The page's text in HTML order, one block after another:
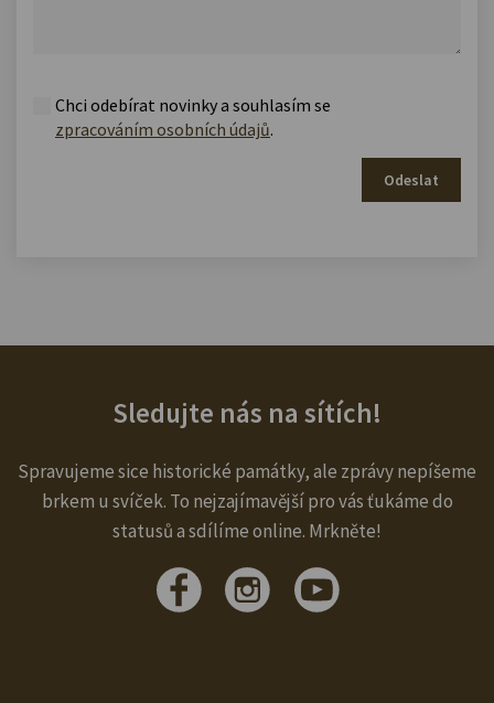
Chci odebírat novinky a souhlasím se
zpracováním osobních údajů.
Odeslat
Sledujte nás na sítích!
Spravujeme sice historické památky, ale zprávy nepíšeme
brkem u svíček. To nejzajímavější pro vás ťukáme do
statusů a sdílíme online. Mrkněte!